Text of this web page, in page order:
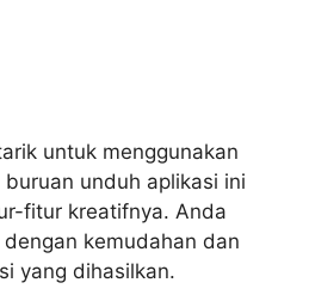
untuk menggunakan
unduh aplikasi ini
fitur kreatifnya. Anda
kemudahan dan
yang dihasilkan.